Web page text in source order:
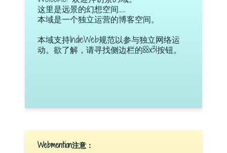
这里是远景的幻想空间……
本域是一个独立运营的博客空间。
本域支持IndieWeb规范以参与独立网络运
动。欲了解，请寻找侧边栏的88x31按钮。
Webmention注意：